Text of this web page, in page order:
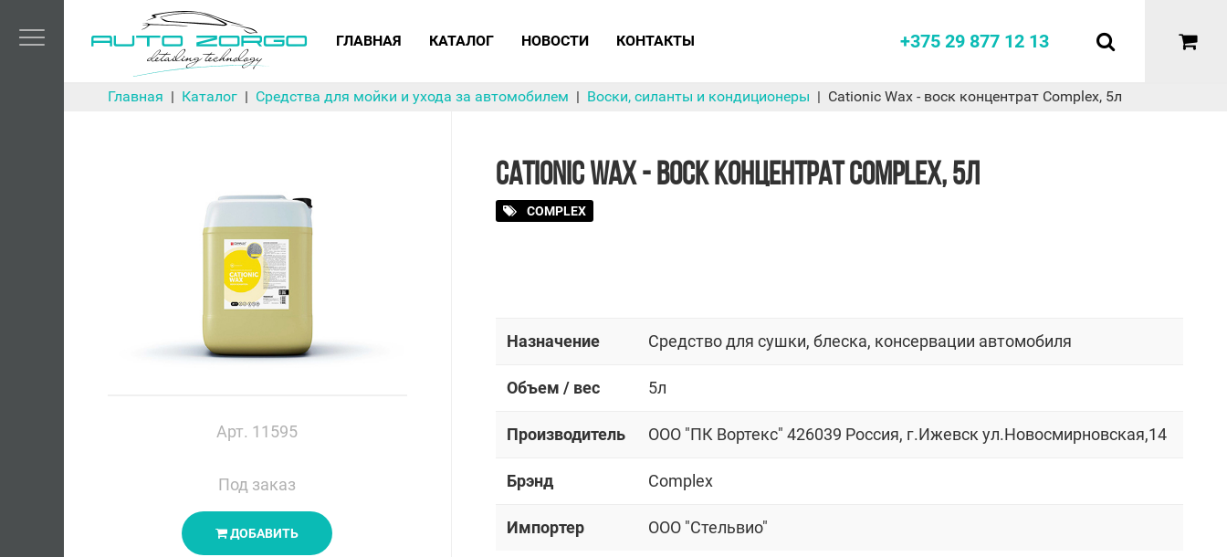
ГЛАВНАЯ КАТАЛОГ НОВОСТИ КОНТАКТЫ +375 29 877 12 13
Главная Каталог Средства для мойки и ухода за автомобилем Воски, силанты и кондиционеры Cationic Wax - воск концентрат Complex, 5л
CATIONIC WAX - ВОСК КОНЦЕНТРАТ COMPLEX, 5Л
COMPLEX
Арт. 11595
Под заказ
ДОБАВИТЬ
Назначение Средство для сушки, блеска, консервации автомобиля
Объем / вес 5л
Производитель OOO "ПК Вортекс" 426039 Россия, г.Ижевск ул.Новосмирновская,14
Брэнд Complex
Импортер OOO "Стельвио"